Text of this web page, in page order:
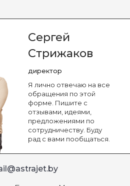
Сергей
Стрижаков
директор
Я лично отвечаю на все
обращения по этой
форме. Пишите с
отзывами, идеями,
предложениями по
сотрудничеству. Буду
рад с вами пообщаться.